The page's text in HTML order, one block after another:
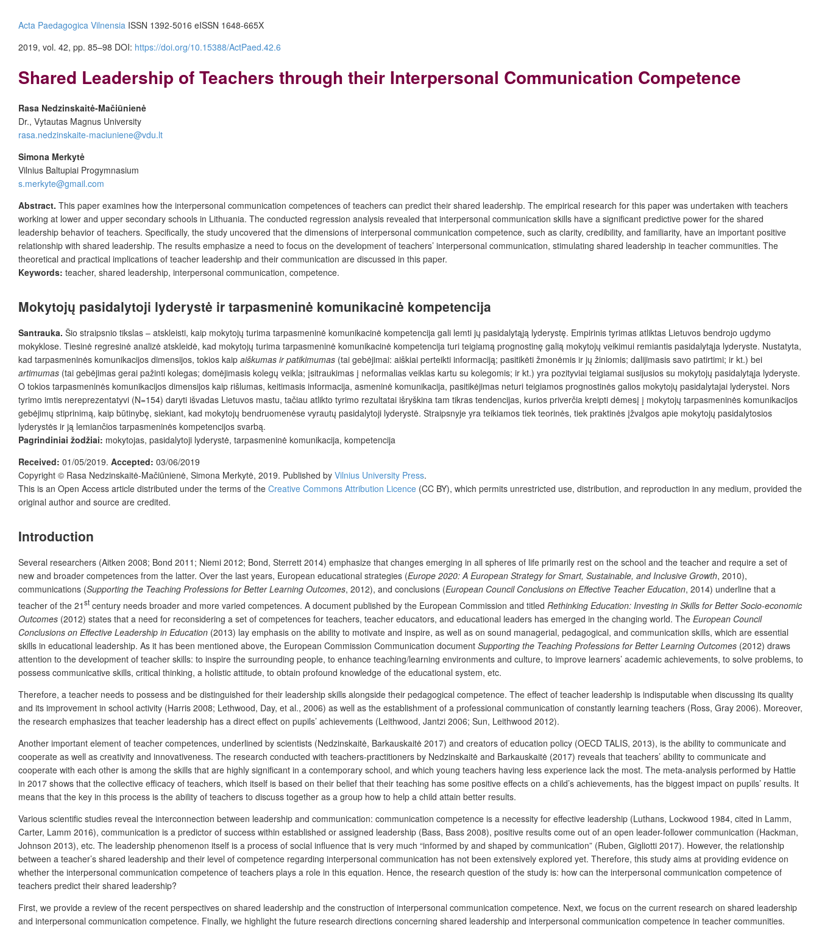
Acta Paedagogica Vilnensia ISSN 1392-5016 eISSN 1648-665X
2019, vol. 42, pp. 85–98 DOI: https://doi.org/10.15388/ActPaed.42.6
Shared Leadership of Teachers through their Interpersonal Communication Competence
Rasa Nedzinskaitė-Mačiūnienė
Dr., Vytautas Magnus University
rasa.nedzinskaite-maciuniene@vdu.lt
Simona Merkytė
Vilnius Baltupiai Progymnasium
s.merkyte@gmail.com
Abstract. This paper examines how the interpersonal communication competences of teachers can predict their shared leadership. The empirical research for this paper was undertaken with teachers
working at lower and upper secondary schools in Lithuania. The conducted regression analysis revealed that interpersonal communication skills have a significant predictive power for the shared
leadership behavior of teachers. Specifically, the study uncovered that the dimensions of interpersonal communication competence, such as clarity, credibility, and familiarity, have an important positive
relationship with shared leadership. The results emphasize a need to focus on the development of teachers’ interpersonal communication, stimulating shared leadership in teacher communities. The
theoretical and practical implications of teacher leadership and their communication are discussed in this paper.
Keywords: teacher, shared leadership, interpersonal communication, competence.
Mokytojų pasidalytoji lyderystė ir tarpasmeninė komunikacinė kompetencija
Santrauka. Šio straipsnio tikslas – atskleisti, kaip mokytojų turima tarpasmeninė komunikacinė kompetencija gali lemti jų pasidalytąją lyderystę. Empirinis tyrimas atliktas Lietuvos bendrojo ugdymo
mokyklose. Tiesinė regresinė analizė atskleidė, kad mokytojų turima tarpasmeninė komunikacinė kompetencija turi teigiamą prognostinę galią mokytojų veikimui remiantis pasidalytąja lyderyste. Nustatyta,
kad tarpasmeninės komunikacijos dimensijos, tokios kaip aiškumas ir patikimumas (tai gebėjimai: aiškiai perteikti informaciją; pasitikėti žmonėmis ir jų žiniomis; dalijimasis savo patirtimi; ir kt.) bei
artimumas (tai gebėjimas gerai pažinti kolegas; domėjimasis kolegų veikla; įsitraukimas į neformalias veiklas kartu su kolegomis; ir kt.) yra pozityviai teigiamai susijusios su mokytojų pasidalytąja lyderyste.
O tokios tarpasmeninės komunikacijos dimensijos kaip rišlumas, keitimasis informacija, asmeninė komunikacija, pasitikėjimas neturi teigiamos prognostinės galios mokytojų pasidalytajai lyderystei. Nors
tyrimo imtis nereprezentatyvi (N=154) daryti išvadas Lietuvos mastu, tačiau atlikto tyrimo rezultatai išryškina tam tikras tendencijas, kurios priverčia kreipti dėmesį į mokytojų tarpasmeninės komunikacijos
gebėjimų stiprinimą, kaip būtinybę, siekiant, kad mokytojų bendruomenėse vyrautų pasidalytoji lyderystė. Straipsnyje yra teikiamos tiek teorinės, tiek praktinės įžvalgos apie mokytojų pasidalytosios
lyderystės ir ją lemiančios tarpasmeninės kompetencijos svarbą.
Pagrindiniai žodžiai: mokytojas, pasidalytoji lyderystė, tarpasmeninė komunikacija, kompetencija
Received: 01/05/2019. Accepted: 03/06/2019
Copyright © Rasa Nedzinskaitė-Mačiūnienė, Simona Merkytė, 2019. Published by Vilnius University Press.
This is an Open Access article distributed under the terms of the Creative Commons Attribution Licence (CC BY), which permits unrestricted use, distribution, and reproduction in any medium, provided the
original author and source are credited.
Introduction
Several researchers (Aitken 2008; Bond 2011; Niemi 2012; Bond, Sterrett 2014) emphasize that changes emerging in all spheres of life primarily rest on the school and the teacher and require a set of
new and broader competences from the latter. Over the last years, European educational strategies (Europe 2020: A European Strategy for Smart, Sustainable, and Inclusive Growth, 2010),
communications (Supporting the Teaching Professions for Better Learning Outcomes, 2012), and conclusions (European Council Conclusions on Effective Teacher Education, 2014) underline that a
teacher of the 21st century needs broader and more varied competences. A document published by the European Commission and titled Rethinking Education: Investing in Skills for Better Socio-economic
Outcomes (2012) states that a need for reconsidering a set of competences for teachers, teacher educators, and educational leaders has emerged in the changing world. The European Council
Conclusions on Effective Leadership in Education (2013) lay emphasis on the ability to motivate and inspire, as well as on sound managerial, pedagogical, and communication skills, which are essential
skills in educational leadership. As it has been mentioned above, the European Commission Communication document Supporting the Teaching Professions for Better Learning Outcomes (2012) draws
attention to the development of teacher skills: to inspire the surrounding people, to enhance teaching/learning environments and culture, to improve learners’ academic achievements, to solve problems, to
possess communicative skills, critical thinking, a holistic attitude, to obtain profound knowledge of the educational system, etc.
Therefore, a teacher needs to possess and be distinguished for their leadership skills alongside their pedagogical competence. The effect of teacher leadership is indisputable when discussing its quality
and its improvement in school activity (Harris 2008; Lethwood, Day, et al., 2006) as well as the establishment of a professional communication of constantly learning teachers (Ross, Gray 2006). Moreover,
the research emphasizes that teacher leadership has a direct effect on pupils’ achievements (Leithwood, Jantzi 2006; Sun, Leithwood 2012).
Another important element of teacher competences, underlined by scientists (Nedzinskaitė, Barkauskaitė 2017) and creators of education policy (OECD TALIS, 2013), is the ability to communicate and
cooperate as well as creativity and innovativeness. The research conducted with teachers-practitioners by Nedzinskaitė and Barkauskaitė (2017) reveals that teachers’ ability to communicate and
cooperate with each other is among the skills that are highly significant in a contemporary school, and which young teachers having less experience lack the most. The meta-analysis performed by Hattie
in 2017 shows that the collective efficacy of teachers, which itself is based on their belief that their teaching has some positive effects on a child’s achievements, has the biggest impact on pupils’ results. It
means that the key in this process is the ability of teachers to discuss together as a group how to help a child attain better results.
Various scientific studies reveal the interconnection between leadership and communication: communication competence is a necessity for effective leadership (Luthans, Lockwood 1984, cited in Lamm,
Carter, Lamm 2016), communication is a predictor of success within established or assigned leadership (Bass, Bass 2008), positive results come out of an open leader-follower communication (Hackman,
Johnson 2013), etc. The leadership phenomenon itself is a process of social influence that is very much “informed by and shaped by communication” (Ruben, Gigliotti 2017). However, the relationship
between a teacher’s shared leadership and their level of competence regarding interpersonal communication has not been extensively explored yet. Therefore, this study aims at providing evidence on
whether the interpersonal communication competence of teachers plays a role in this equation. Hence, the research question of the study is: how can the interpersonal communication competence of
teachers predict their shared leadership?
First, we provide a review of the recent perspectives on shared leadership and the construction of interpersonal communication competence. Next, we focus on the current research on shared leadership
and interpersonal communication competence. Finally, we highlight the future research directions concerning shared leadership and interpersonal communication competence in teacher communities.